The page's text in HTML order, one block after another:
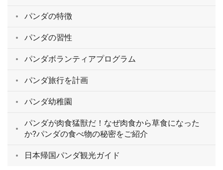
パンダの特徴
パンダの習性
パンダボランティアプログラム
パンダ旅行を計画
パンダ幼稚園
パンダが肉食猛獣だ！なぜ肉食から草食になった
か?パンダの食べ物の秘密をご紹介
日本帰国パンダ観光ガイド